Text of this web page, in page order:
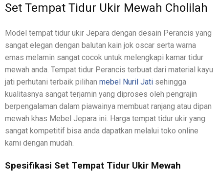
Set Tempat Tidur Ukir Mewah Cholilah
Model tempat tidur ukir Jepara dengan desain Perancis yang
sangat elegan dengan balutan kain jok oscar serta warna
emas melamin sangat cocok untuk melengkapi kamar tidur
mewah anda. Tempat tidur Perancis terbuat dari material kayu
jati perhutani terbaik pilihan mebel Nuril Jati sehingga
kualitasnya sangat terjamin yang diproses oleh pengrajin
berpengalaman dalam piawainya membuat ranjang atau dipan
mewah khas Mebel Jepara ini. Harga tempat tidur ukir yang
sangat kompetitif bisa anda dapatkan melalui toko online
kami dengan mudah.
Spesifikasi Set Tempat Tidur Ukir Mewah